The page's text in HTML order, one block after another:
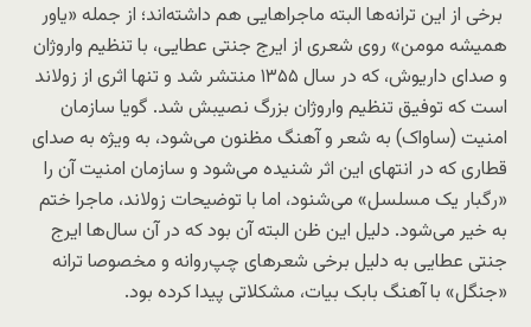
برخی از این ترانه‌ها البته ماجراهایی هم داشته‌اند؛ از جمله «یاور
همیشه مومن» روی شعری از ایرج جنتی عطایی، با تنظیم واروژان
و صدای داریوش، که در سال ۱۳۵۵ منتشر شد و تنها اثری از زولاند
‌است که توفیق تنظیم واروژان بزرگ نصیبش شد. گویا سازمان
امنیت (ساواک) به شعر و آهنگ مظنون می‌شود، به ویژه به صدای
قطاری که در انتهای این اثر شنیده می‌شود و سازمان امنیت آن را
«رگبار یک مسلسل» می‌شنود، اما با توضیحات زولاند، ماجرا ختم
به خیر می‌شود. دلیل این ظن البته آن بود که در آن سال‌ها ایرج
جنتی عطایی به دلیل برخی شعرهای چپ‌روانه و مخصوصا ترانه
«جنگل» با آهنگ بابک بیات، مشکلاتی پیدا کرده بود.